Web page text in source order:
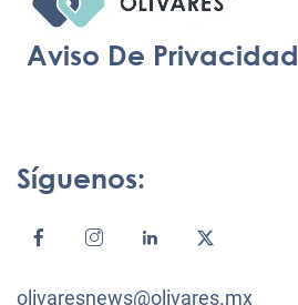
Aviso De Privacidad
Síguenos:
olivaresnews@olivares.mx